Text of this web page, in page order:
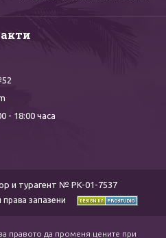
- 18:00 часа
и турагент № PK-01-7537
запазени
правото да променя цените при